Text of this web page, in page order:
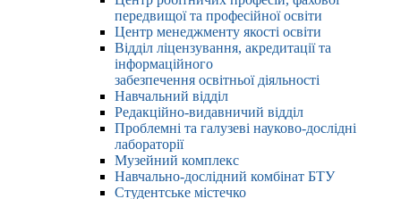
передвищої та професійної освіти
Центр менеджменту якості освіти
Відділ ліцензування, акредитації та
інформаційного
забезпечення освітньої діяльності
Навчальний відділ
Редакційно-видавничий відділ
Проблемні та галузеві науково-дослідні
лабораторії
Музейний комплекс
Навчально-дослідний комбінат БТУ
Студентське містечко